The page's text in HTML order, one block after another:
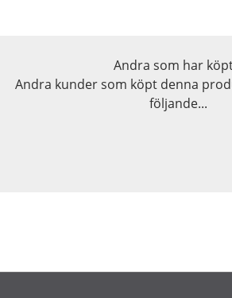
Andra som har
Andra kunder som köpt denna
följande...